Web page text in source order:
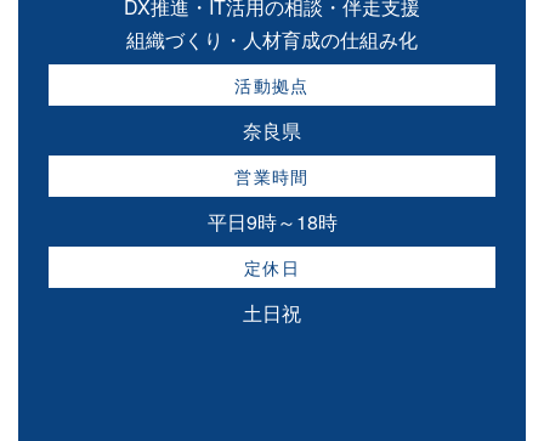
DX推進・IT活用の相談・伴走支援
組織づくり・人材育成の仕組み化
活動拠点
奈良県
営業時間
平日9時～18時
定休日
土日祝